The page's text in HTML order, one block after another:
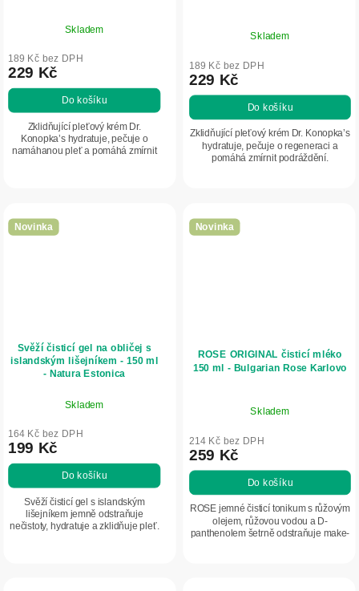
Skladem
189 Kč bez DPH
229 Kč
Do košíku
Zklidňující pleťový krém Dr.
Konopka’s hydratuje, pečuje o
namáhanou pleť a pomáhá zmírnit
Skladem
189 Kč bez DPH
229 Kč
Do košíku
Zklidňující pleťový krém Dr. Konopka’s
hydratuje, pečuje o regeneraci a
pomáhá zmírnit podráždění.
Novinka
Svěží čisticí gel na obličej s
islandským lišejníkem - 150 ml
- Natura Estonica
Skladem
164 Kč bez DPH
199 Kč
Do košíku
Svěží čisticí gel s islandským
lišejníkem jemně odstraňuje
nečistoty, hydratuje a zklidňuje pleť.
Novinka
ROSE ORIGINAL čisticí mléko
150 ml - Bulgarian Rose Karlovo
Skladem
214 Kč bez DPH
259 Kč
Do košíku
ROSE jemné čisticí tonikum s růžovým
olejem, růžovou vodou a D-
panthenolem šetrně odstraňuje make-